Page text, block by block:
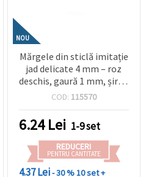
NOU
Mărgele din sticlă imitație
jad delicate 4 mm – roz
deschis, gaură 1 mm, șirag
~200 buc. – perfecte
și proiecte handmade
elegante
COD: 115570
6.24Lei 1-9 set
REDUCERI
PENTRU CANTITATE
4.37 Lei- 30 %10 set +